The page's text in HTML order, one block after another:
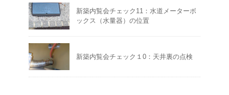
新築内覧会チェック11：水道メーターボ
ックス（水量器）の位置
新築内覧会チェック１0：天井裏の点検